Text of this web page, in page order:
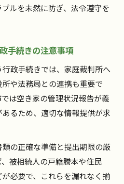
ルを未然に防ぎ、法令遵守を
手続きの注意事項
政手続きでは、家庭裁判所へ
や法務局との連携も重要で
は空き家の管理状況報告が義
るため、適切な情報提供が求
の正確な準備と提出期限の厳
被相続人の戸籍謄本や住民
必要で、これらを漏れなく揃